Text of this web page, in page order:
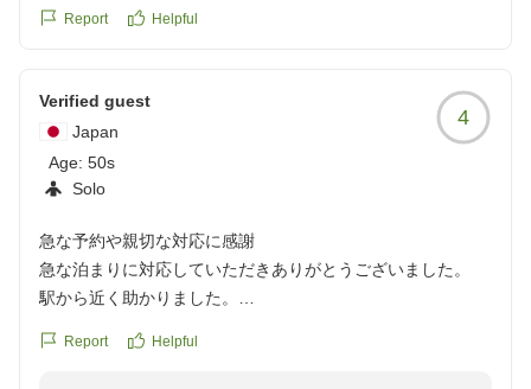
Report Helpful
Verified guest
Japan
Age: 50s
Solo
4
急な予約や親切な対応に感謝
急な泊まりに対応していただきありがとうございました。
駅から近く助かりました。
たりして、少し時間が経ったら気にならなくなりました。古
Report Helpful